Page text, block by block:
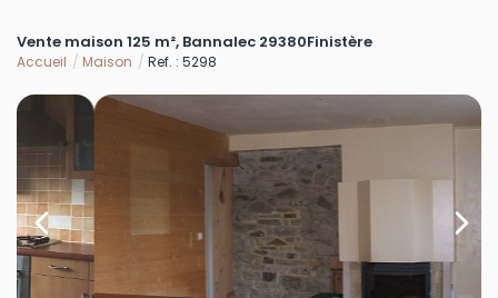
Nos biens
Estimation
Nos agences
Contact
Vente maison 125 m², Bannalec 29380Finistère
Accueil Maison Ref. : 5298